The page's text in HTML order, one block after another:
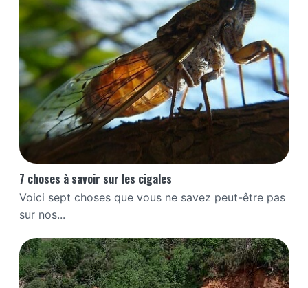
7 choses à savoir sur les cigales
Voici sept choses que vous ne savez peut-être pas
sur nos...